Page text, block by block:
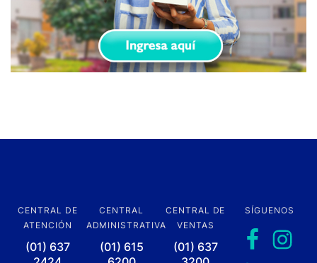
CENTRAL DE
ATENCIÓN
(01) 637
CENTRAL
ADMINISTRATIVA
(01) 615
CENTRAL DE
VENTAS
(01) 637
SÍGUENOS